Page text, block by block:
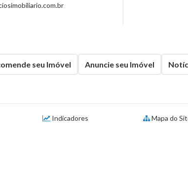
seu Imóvel Anuncie seu Imóvel
Indicadores Mapa do